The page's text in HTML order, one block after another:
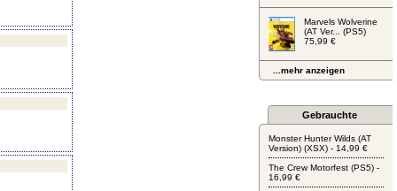
Marvels Wolverine
(AT Ver... (PS5)
75,99 €
...mehr anzeigen
Gebrauchte
Monster Hunter Wilds (AT
Version) (XSX) - 14,99 €
The Crew Motorfest (PS5) -
16,99 €